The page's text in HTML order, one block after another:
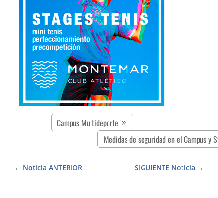
Campus Multideporte
Medidas de seguridad en el Campus y
SIGUIENTE Noticia
Noticia ANTERIOR